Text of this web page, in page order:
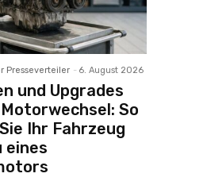
Presseverteiler - 6. August 2026
und Upgrades
So
Ihr Fahrzeug
eines